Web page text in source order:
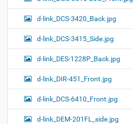
d-link_DCS-3420_Back.jpg
d-link_DCS-3415_Side.jpg
d-link_DES-1228P_Back.jpg
d-link_DIR-451_Front.jpg
d-link_DCS-6410_Front.jpg
d-link_DEM-201FL_side.jpg